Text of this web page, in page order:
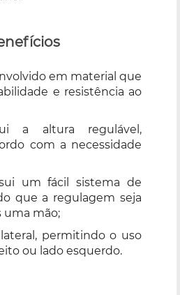
em material que
e resistência ao
a altura regulável,
com a necessidade
um fácil sistema de
que a regulagem seja
uma mão;
permitindo o uso
ou lado esquerdo.